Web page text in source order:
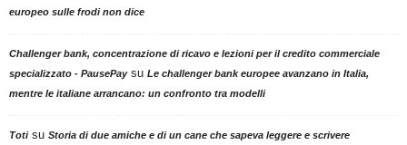
europeo sulle frodi non dice
Challenger bank, concentrazione di ricavo e lezioni per il credito commerciale
specializzato - PausePaysu Le challenger bank europee avanzano in Italia,
mentre le italiane arrancano: un confronto tra modelli
Totisu Storia di due amiche e di un cane che sapeva leggere e scrivere